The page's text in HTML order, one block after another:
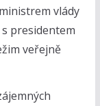
vlády
presidentem
veřejně